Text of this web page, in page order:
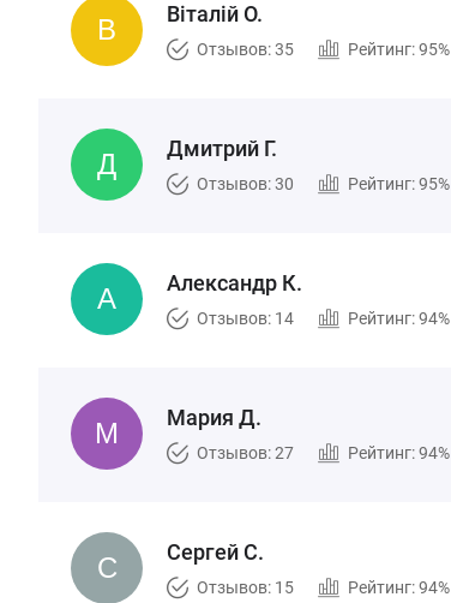
Вiталiй О.
Отзывов: 35 Рейтинг: 95%
Дмитрий Г.
Отзывов: 30 Рейтинг: 95%
Александр К.
Отзывов: 14 Рейтинг: 94%
Мария Д.
Отзывов: 27 Рейтинг: 94%
Сергей С.
Отзывов: 15 Рейтинг: 94%